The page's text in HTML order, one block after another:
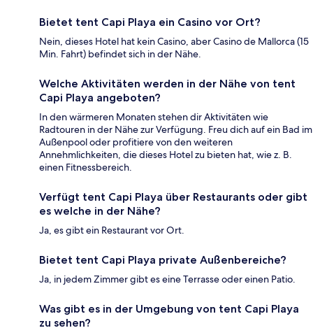
Bietet tent Capi Playa ein Casino vor Ort?
Nein, dieses Hotel hat kein Casino, aber Casino de Mallorca (15
Min. Fahrt) befindet sich in der Nähe.
Welche Aktivitäten werden in der Nähe von tent
Capi Playa angeboten?
In den wärmeren Monaten stehen dir Aktivitäten wie
Radtouren in der Nähe zur Verfügung. Freu dich auf ein Bad im
Außenpool oder profitiere von den weiteren
Annehmlichkeiten, die dieses Hotel zu bieten hat, wie z. B.
einen Fitnessbereich.
Verfügt tent Capi Playa über Restaurants oder gibt
es welche in der Nähe?
Ja, es gibt ein Restaurant vor Ort.
Bietet tent Capi Playa private Außenbereiche?
Ja, in jedem Zimmer gibt es eine Terrasse oder einen Patio.
Was gibt es in der Umgebung von tent Capi Playa
zu sehen?